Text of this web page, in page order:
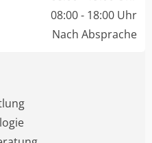
08:00 - 18:00 Uhr
Nach Absprache